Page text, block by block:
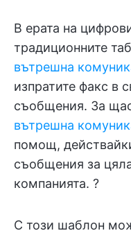
В ерата на
традиционните
вътрешна
изпратите факс в
съобщения. За
вътрешна
помощ,
съобщения за
компанията. ?
С този шаблон